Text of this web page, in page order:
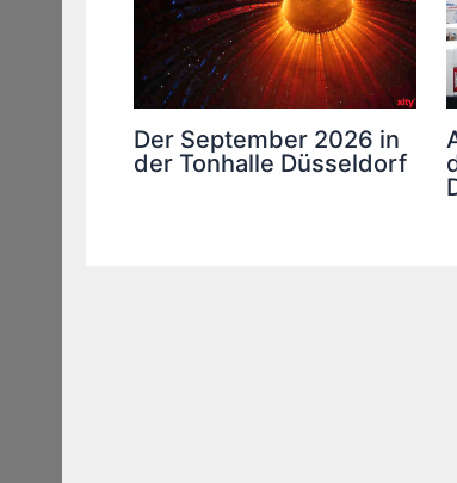
Der September 2026 in
der Tonhalle Düsseldorf